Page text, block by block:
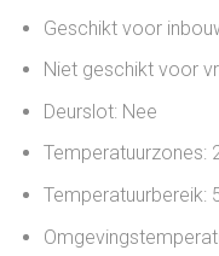
Geschikt voor
Niet geschikt voor
Deurslot: Nee
Temperatuurzones:
Temperatuurbereik: